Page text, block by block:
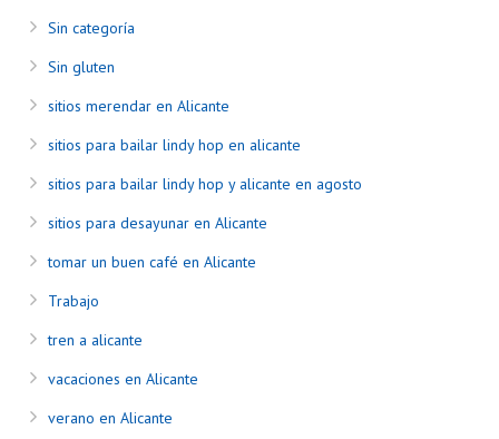
Sin categoría
Sin gluten
sitios merendar en Alicante
sitios para bailar lindy hop en alicante
sitios para bailar lindy hop y alicante en agosto
sitios para desayunar en Alicante
tomar un buen café en Alicante
Trabajo
tren a alicante
vacaciones en Alicante
verano en Alicante